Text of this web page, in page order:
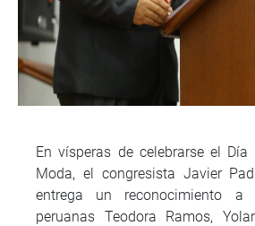
En vísperas de celebrarse el Día
Moda, el congresista Javier
entrega un reconocimiento a
peruanas Teodora Ramos,